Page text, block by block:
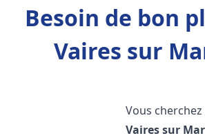
Besoin de bon
Vaires sur
Vous cherchez
Vaires sur